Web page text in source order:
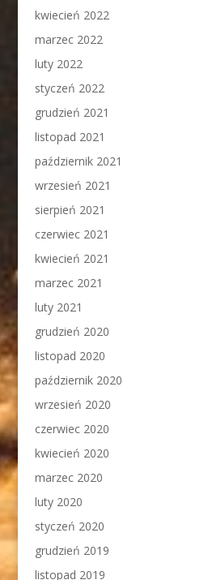
kwiecień 2022
marzec 2022
luty 2022
styczeń 2022
grudzień 2021
listopad 2021
październik 2021
wrzesień 2021
sierpień 2021
czerwiec 2021
kwiecień 2021
marzec 2021
luty 2021
grudzień 2020
listopad 2020
październik 2020
wrzesień 2020
czerwiec 2020
kwiecień 2020
marzec 2020
luty 2020
styczeń 2020
grudzień 2019
listopad 2019